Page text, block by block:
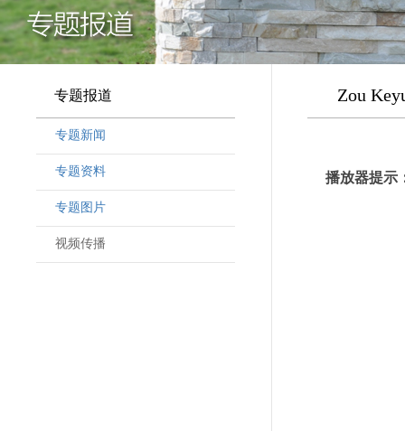
专题报道
专题新闻
专题资料
专题图片
视频传播
Zou
播放器提示